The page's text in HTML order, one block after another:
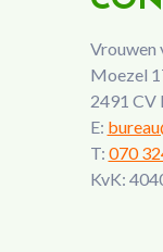
Vrouwen
Moezel
2491 CV
E:
T: 070
KvK: